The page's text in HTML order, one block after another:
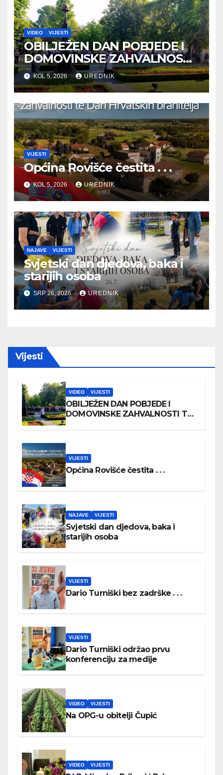
VIDEO VIJESTI
OBILJEŽEN DAN POBJEDE I
DOMOVINSKE ZAHVALNOSTI
TE DAN HRVATSKIH
BRANITELJA
KOL 5, 2026 UREDNIK
VIJESTI
Općina Rovišće čestita . . .
KOL 5, 2026 UREDNIK
NAJAVE VIJESTI
Svjetski dan djedova, baka i
starijih osoba
SRP 26, 2026 UREDNIK
Vijesti
VIDEO VIJESTI
OBILJEŽEN DAN POBJEDE I
DOMOVINSKE ZAHVALNOSTI TE
VIJESTI
Općina Rovišće čestita . . .
NAJAVE VIJESTI
Svjetski dan djedova, baka i
starijih osoba
VIJESTI
Dario Turniški bez zadrške . . .
VIJESTI
Dario Turniški održao prvu
konferenciju za medije
VIDEO VIJESTI
Na OPG-u obitelji Čupić
VIDEO VIJESTI